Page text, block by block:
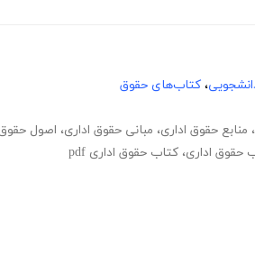
، کتاب‌های حقوق
، منابع حقوق اداری، مبانی حقوق اداری، اصول
، کتاب حقوق اداری pdf